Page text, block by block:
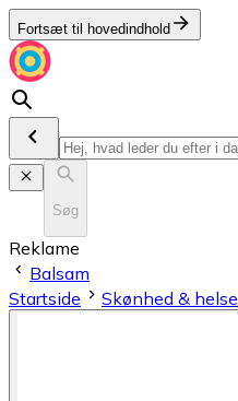
Fortsæt til hovedindhold
Søg
Reklame
Balsam
Startside
Skønhed & helse